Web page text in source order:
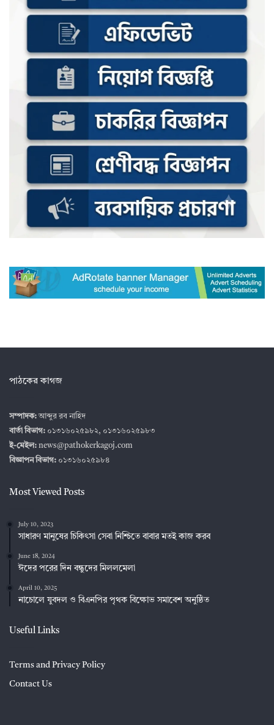
পাঠকের কাগজ
সম্পাদক:আব্দুর রব নাহিদ
বার্তা বিভাগ: ০১৩১৬০২৫৯৮২, ০১৩১৬০২৫৯৮৩
ই-মেইল: news@pathokerkagoj.com
বিজ্ঞাপন বিভাগ: ০১৩১৬০২৫৯৮৪
Most Viewed Posts
July 10, 2023
সাধারণ মানুষের চিকিৎসা সেবা নিশ্চিতে বাবার মতই কাজ করব
June 18, 2024
ঈদের পরের দিন বন্ধুদের মিললমেলা
April 10, 2025
নাচোলে যুবদল ও বিএনপির পৃথক বিক্ষোভ সমাবেশ অনুষ্ঠিত
Useful Links
Terms and Privacy Policy
Contact Us